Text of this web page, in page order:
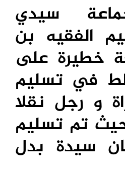
سيدي
الفقيه بن
خطيرة على
في تسليم
و رجل نقلا
تم تسليم
سيدة بدل